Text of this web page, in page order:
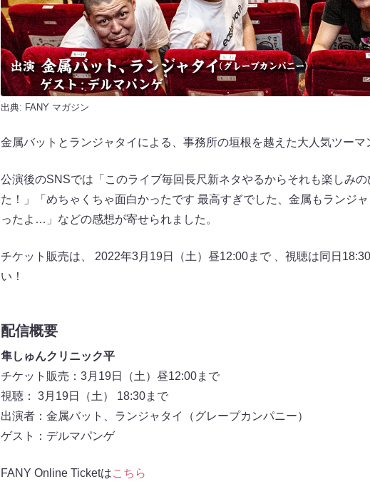
出典: FANY マガジン
金属バットとランジャタイによる、事務所の垣根を越えた大人気ツーマ
公演後のSNSでは「このライブ毎回長尺新ネタやるからそれも楽しみ
た！」「めちゃくちゃ面白かったです 最高すぎでした、金属もランジ
ったよ…」などの感想が寄せられました。
チケット販売は、 2022年3月19日（土）昼12:00まで 、視聴は同日
い！
配信概要
隼しゅんクリニック平
チケット販売：3月19日（土）昼12:00まで
視聴： 3月19日（土） 18:30まで
出演者：金属バット、ランジャタイ（グレープカンパニー）
ゲスト：デルマパンゲ
FANY Online Ticketはこちら